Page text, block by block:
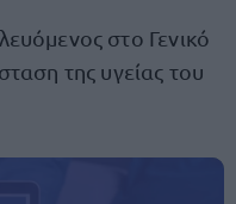
στο Γενικό
της υγείας του